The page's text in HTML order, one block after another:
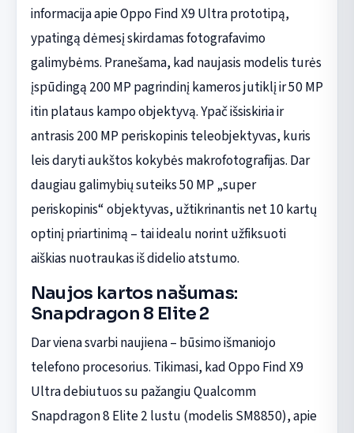
informacija apie Oppo Find X9 Ultra prototipą,
ypatingą dėmesį skirdamas fotografavimo
galimybėms. Pranešama, kad naujasis modelis turės
įspūdingą 200 MP pagrindinį kameros jutiklį ir 50 MP
itin plataus kampo objektyvą. Ypač išsiskiria ir
antrasis 200 MP periskopinis teleobjektyvas, kuris
leis daryti aukštos kokybės makrofotografijas. Dar
daugiau galimybių suteiks 50 MP „super
periskopinis“ objektyvas, užtikrinantis net 10 kartų
optinį priartinimą – tai idealu norint užfiksuoti
aiškias nuotraukas iš didelio atstumo.
Naujos kartos našumas:
Snapdragon 8 Elite 2
Dar viena svarbi naujiena – būsimo išmaniojo
telefono procesorius. Tikimasi, kad Oppo Find X9
Ultra debiutuos su pažangiu Qualcomm
Snapdragon 8 Elite 2 lustu (modelis SM8850), apie